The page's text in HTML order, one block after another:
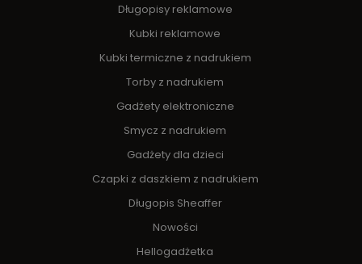
Długopisy reklamowe
Kubki reklamowe
Kubki termiczne z nadrukiem
Torby z nadrukiem
Gadżety elektroniczne
Smycz z nadrukiem
Gadżety dla dzieci
Czapki z daszkiem z nadrukiem
Długopis Sheaffer
Nowości
Hellogadżetka